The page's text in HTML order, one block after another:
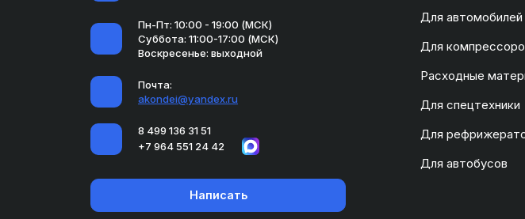
Пн-Пт: 10:00 - 19:00 (МСК)
Суббота: 11:00-17:00 (МСК)
Воскресенье: выходной
Почта:
akondei@yandex.ru
8 499 136 31 51
+7 964 551 24 42
Написать
Для автомобилей
Для
Расходные
Для спецтехники
Для
Для автобусов